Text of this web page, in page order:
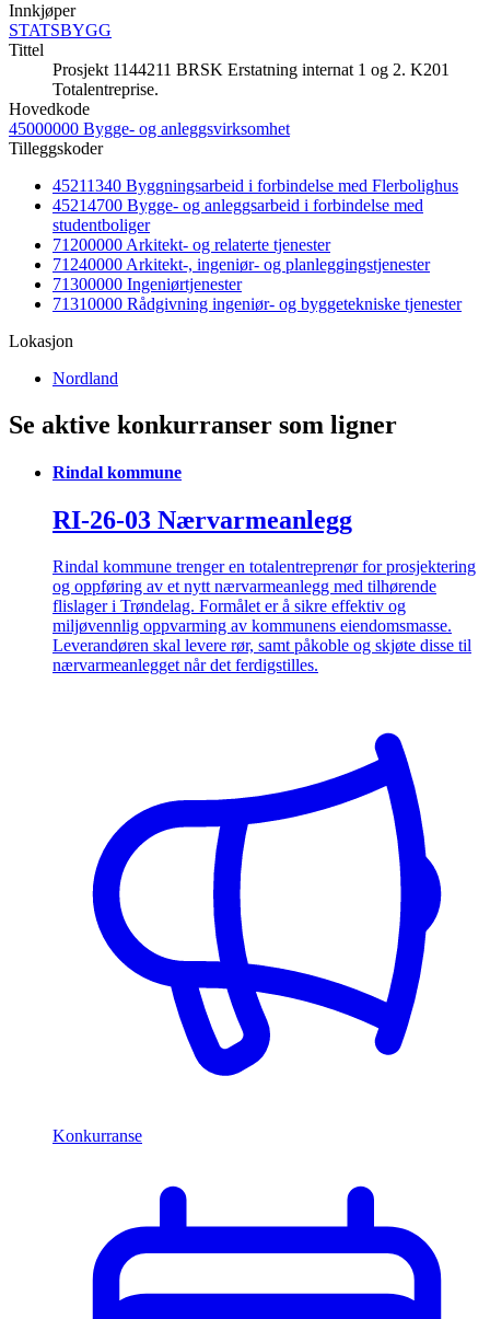
Innkjøper
STATSBYGG
Tittel
Prosjekt 1144211 BRSK Erstatning internat 1 og 2. K201
Totalentreprise.
Hovedkode
45000000 Bygge- og anleggsvirksomhet
Tilleggskoder
45211340 Byggningsarbeid i forbindelse med Flerbolighus
45214700 Bygge- og anleggsarbeid i forbindelse med
studentboliger
71200000 Arkitekt- og relaterte tjenester
71240000 Arkitekt-, ingeniør- og planleggingstjenester
71300000 Ingeniørtjenester
71310000 Rådgivning ingeniør- og byggetekniske tjenester
Lokasjon
Nordland
Se aktive konkurranser som ligner
Rindal kommune
RI-26-03 Nærvarmeanlegg
Rindal kommune trenger en totalentreprenør for prosjektering
og oppføring av et nytt nærvarmeanlegg med tilhørende
flislager i Trøndelag. Formålet er å sikre effektiv og
miljøvennlig oppvarming av kommunens eiendomsmasse.
Leverandøren skal levere rør, samt påkoble og skjøte disse til
nærvarmeanlegget når det ferdigstilles.
Konkurranse